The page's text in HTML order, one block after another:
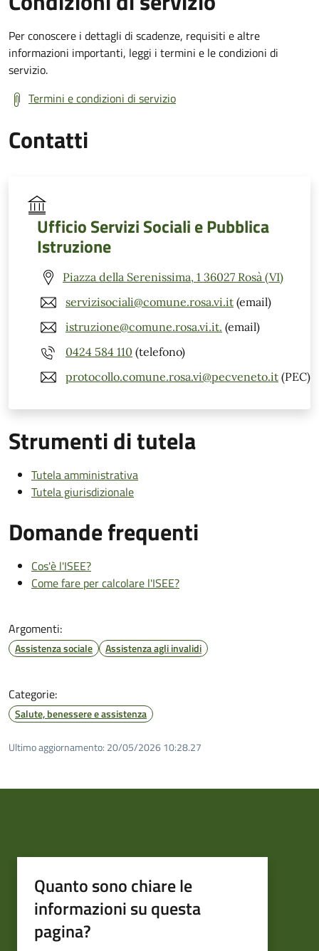
Per conoscere i dettagli di scadenze, requisiti e altre
informazioni importanti, leggi i termini e le condizioni di
servizio.
Termini e condizioni di servizio
Contatti
Ufficio Servizi Sociali e Pubblica
Istruzione
Piazza della Serenissima, 1 36027 Rosà (VI)
servizisociali@comune.rosa.vi.it (email)
istruzione@comune.rosa.vi.it. (email)
0424 584 110 (telefono)
protocollo.comune.rosa.vi@pecveneto.it (PEC)
Strumenti di tutela
Tutela amministrativa
Tutela giurisdizionale
Domande frequenti
Cos'è l'ISEE?
Come fare per calcolare l'ISEE?
Argomenti:
Assistenza sociale Assistenza agli invalidi
Categorie:
Salute, benessere e assistenza
Ultimo aggiornamento: 20/05/2026 10:28.27
Quanto sono chiare le
informazioni su questa
pagina?